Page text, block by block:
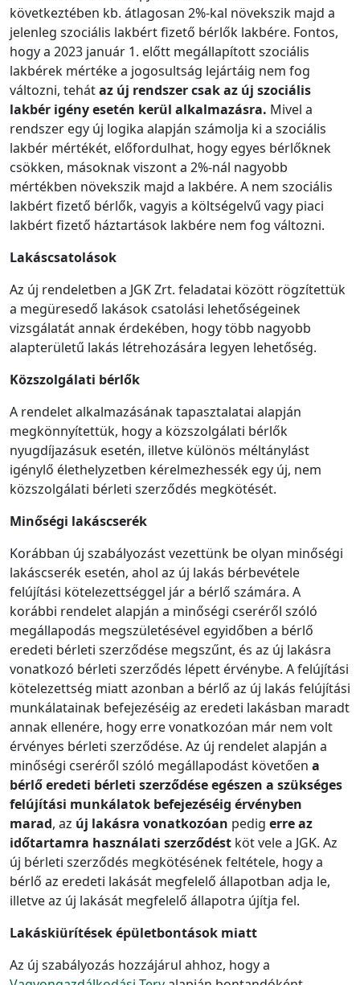
következtében kb. átlagosan 2%-kal növekszik majd a
jelenleg szociális lakbért fizető bérlők lakbére. Fontos,
hogy a 2023 január 1. előtt megállapított szociális
lakbérek mértéke a jogosultság lejártáig nem fog
változni, tehátaz új rendszer csak az új szociális
lakbér igény esetén kerül alkalmazásra. Mivel a
rendszer egy új logika alapján számolja ki a szociális
lakbér mértékét, előfordulhat, hogy egyes bérlőknek
csökken, másoknak viszont a 2%-nál nagyobb
mértékben növekszik majd a lakbére. A nem szociális
lakbért fizető bérlők, vagyis a költségelvű vagy piaci
lakbért fizető háztartások lakbére nem fog változni.
Lakáscsatolások
Az új rendeletben a JGK Zrt. feladatai között rögzítettük
a megüresedő lakások csatolási lehetőségeinek
vizsgálatát annak érdekében, hogy több nagyobb
alapterületű lakás létrehozására legyen lehetőség.
Közszolgálati bérlők
A rendelet alkalmazásának tapasztalatai alapján
megkönnyítettük, hogy a közszolgálati bérlők
nyugdíjazásuk esetén, illetve különös méltánylást
igénylő élethelyzetben kérelmezhessék egy új, nem
közszolgálati bérleti szerződés megkötését.
Minőségi lakáscserék
Korábban új szabályozást vezettünk be olyan minőségi
lakáscserék esetén, ahol az új lakás bérbevétele
felújítási kötelezettséggel jár a bérlő számára. A
korábbi rendelet alapján a minőségi cseréről szóló
megállapodás megszületésével egyidőben a bérlő
eredeti bérleti szerződése megszűnt, és az új lakásra
vonatkozó bérleti szerződés lépett érvénybe. A felújítási
kötelezettség miatt azonban a bérlő az új lakás felújítási
munkálatainak befejezéséig az eredeti lakásban maradt
annak ellenére, hogy erre vonatkozóan már nem volt
érvényes bérleti szerződése. Az új rendelet alapján a
minőségi cseréről szóló megállapodást követően a
bérlő eredeti bérleti szerződése egészen a szükséges
felújítási munkálatok befejezéséig érvényben
marad, az új lakásra vonatkozóan pedig erre az
időtartamra használati szerződést köt vele a JGK. Az
új bérleti szerződés megkötésének feltétele, hogy a
bérlő az eredeti lakását megfelelő állapotban adja le,
illetve az új lakását megfelelő állapotra újítja fel.
Lakáskiürítések épületbontások miatt
Az új szabályozás hozzájárul ahhoz, hogy a